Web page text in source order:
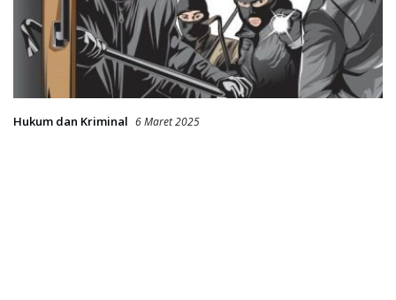
Hukum dan Kriminal 6 Maret 2025